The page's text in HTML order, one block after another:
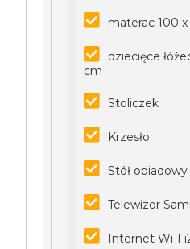
materac 100
dziecięce
cm
Stoliczek
Krzesło
Stół
Telewizor
Internet Wi-